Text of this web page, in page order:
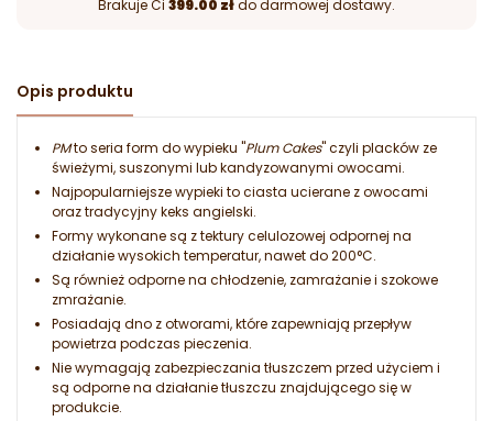
Brakuje Ci 399.00 złdo darmowej dostawy.
Opis produktu
PMto seria form do wypieku "Plum Cakes" czyli placków ze
świeżymi, suszonymi lub kandyzowanymi owocami.
Najpopularniejsze wypieki to ciasta ucierane z owocami
oraz tradycyjny keks angielski.
Formy wykonane są z tektury celulozowej odpornej na
działanie wysokich temperatur, nawet do 200°C.
Są również odporne na chłodzenie, zamrażanie i szokowe
zmrażanie.
Posiadają dno z otworami, które zapewniają przepływ
powietrza podczas pieczenia.
Nie wymagają zabezpieczania tłuszczem przed użyciem i
są odporne na działanie tłuszczu znajdującego się w
produkcie.